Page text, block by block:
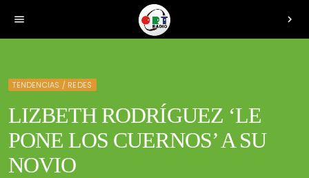
menu chevron_right
TENDENCIAS / REDES
LIZBETH RODRÍGUEZ ‘LE
PONE LOS CUERNOS’ A SU
NOVIO